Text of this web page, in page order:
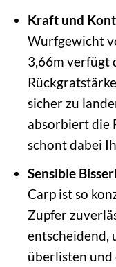
Kraft und
Wurfgewicht
3,66m verfügt
sicher zu
absorbiert die
schont dabei
Sensible
Carp ist so
Zupfer
entscheidend,
überlisten